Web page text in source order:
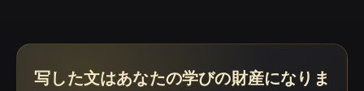
写した文はあなたの学びの財産になりま